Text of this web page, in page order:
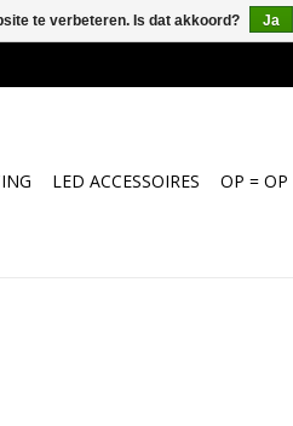
LED ACCESSOIRES OP = OP
te verbeteren. Is dat akkoord? Ja